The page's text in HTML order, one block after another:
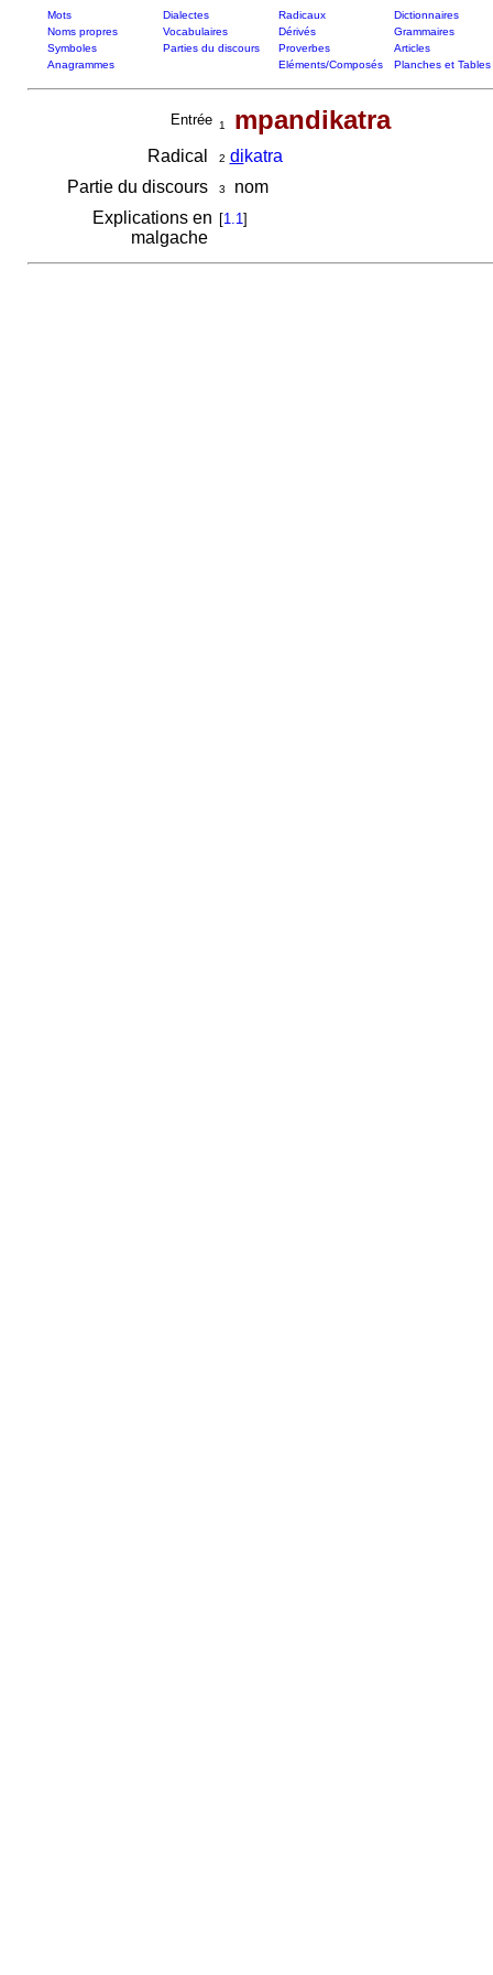
Mots Dialectes Radicaux
Dictionnaires
Noms propres
Vocabulaires Dérivés
Grammaires
Symboles
Parties du discours Proverbes
Articles
Anagrammes
Eléments/Composés Planches et Tables
Entrée 1 mpandikatra
Radical 2 dikatra
Partie du discours
3
nom
Explications en
malgache
[1.1]